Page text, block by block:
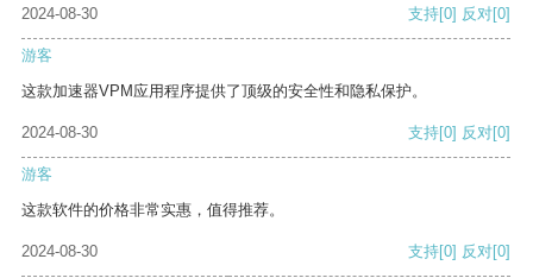
2024-08-30
支持[0] 反对[0]
游客
这款加速器VPM应用程序提供了顶级的安全性和隐私保护。
2024-08-30 支持[0] 反对[0]
游客
这款软件的价格非常实惠，值得推荐。
2024-08-30 支持[0] 反对[0]